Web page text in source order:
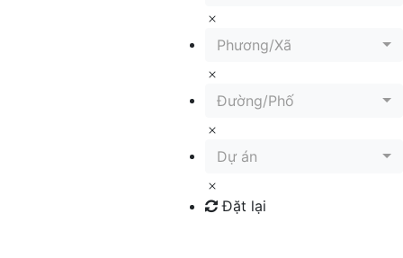
Phương/Xã
Đường/Phố
Dự án
Đặt lại